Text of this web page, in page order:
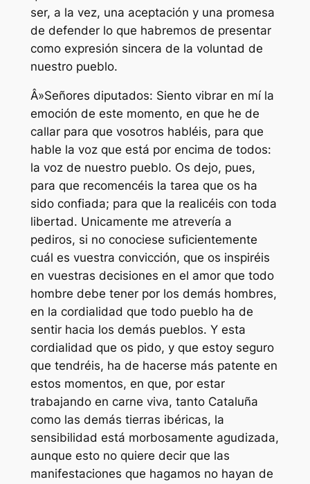
ser, a la vez, una aceptación y una promesa
de defender lo que habremos de presentar
como expresión sincera de la voluntad de
nuestro pueblo.
Â»Señores diputados: Siento vibrar en mí la
emoción de este momento, en que he de
callar para que vosotros habléis, para que
hable la voz que está por encima de todos:
la voz de nuestro pueblo. Os dejo, pues,
para que recomencéis la tarea que os ha
sido confiada; para que la realicéis con toda
libertad. Unicamente me atrevería a
pediros, si no conociese suficientemente
cuál es vuestra convicción, que os inspiréis
en vuestras decisiones en el amor que todo
hombre debe tener por los demás hombres,
en la cordialidad que todo pueblo ha de
sentir hacia los demás pueblos. Y esta
cordialidad que os pido, y que estoy seguro
que tendréis, ha de hacerse más patente en
estos momentos, en que, por estar
trabajando en carne viva, tanto Cataluña
como las demás tierras ibéricas, la
sensibilidad está morbosamente agudizada,
aunque esto no quiere decir que las
manifestaciones que hagamos no hayan de